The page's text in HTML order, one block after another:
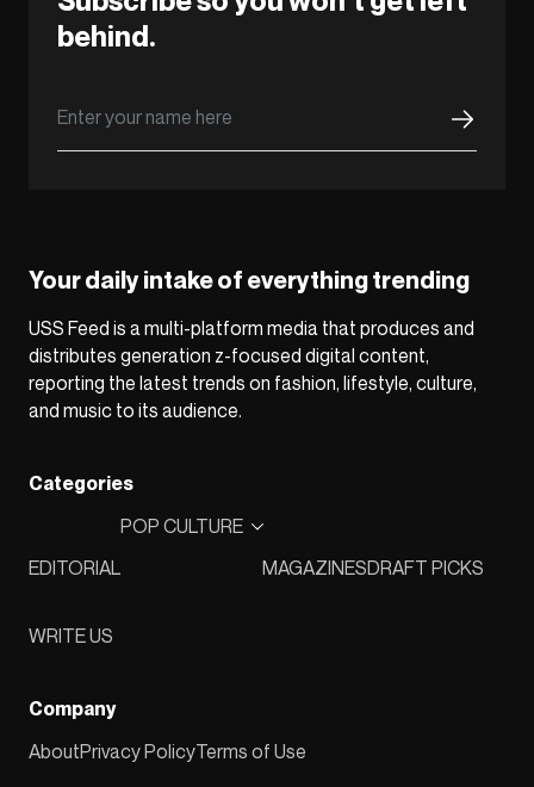
behind.
Your daily intake of everything trending
USS Feed is a multi-platform media that produces and
distributes generation z-focused digital content,
reporting the latest trends on fashion, lifestyle, culture,
and music to its audience.
Categories
EDITORIAL
POP CULTURE
MAGAZINESDRAFT PICKS
WRITE US
Company
AboutPrivacy PolicyTerms of Use